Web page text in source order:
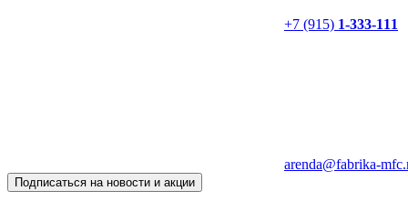
+7 (915) 1-333-111
arenda@fabrika-
Подписаться на новости и акции